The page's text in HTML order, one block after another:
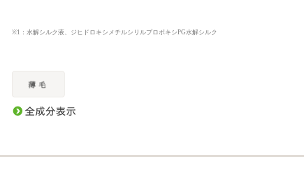
※1：水解シルク液、ジヒドロキシメチルシリルプロポキシPG水解シルク